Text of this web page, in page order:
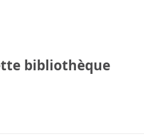
bibliothèque